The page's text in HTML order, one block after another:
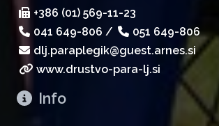
+386 (01) 569-11-23
041 649-806 /
051 649-806
dlj.paraplegik@guest.arnes.si
www.drustvo-para-lj.si
Info